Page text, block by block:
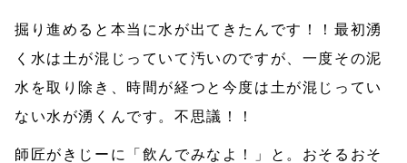
掘り進めると本当に水が出てきたんです！！最初湧
く水は土が混じっていて汚いのですが、一度その泥
水を取り除き、時間が経つと今度は土が混じってい
ない水が湧くんです。不思議！！
師匠がきじーに「飲んでみなよ！」と。おそるおそ